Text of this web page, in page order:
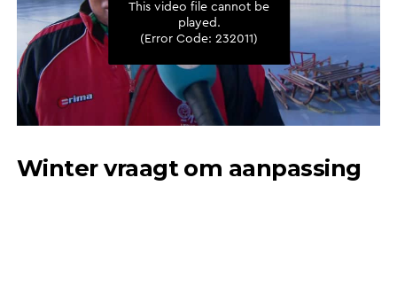
Winter vraagt om aanpassing